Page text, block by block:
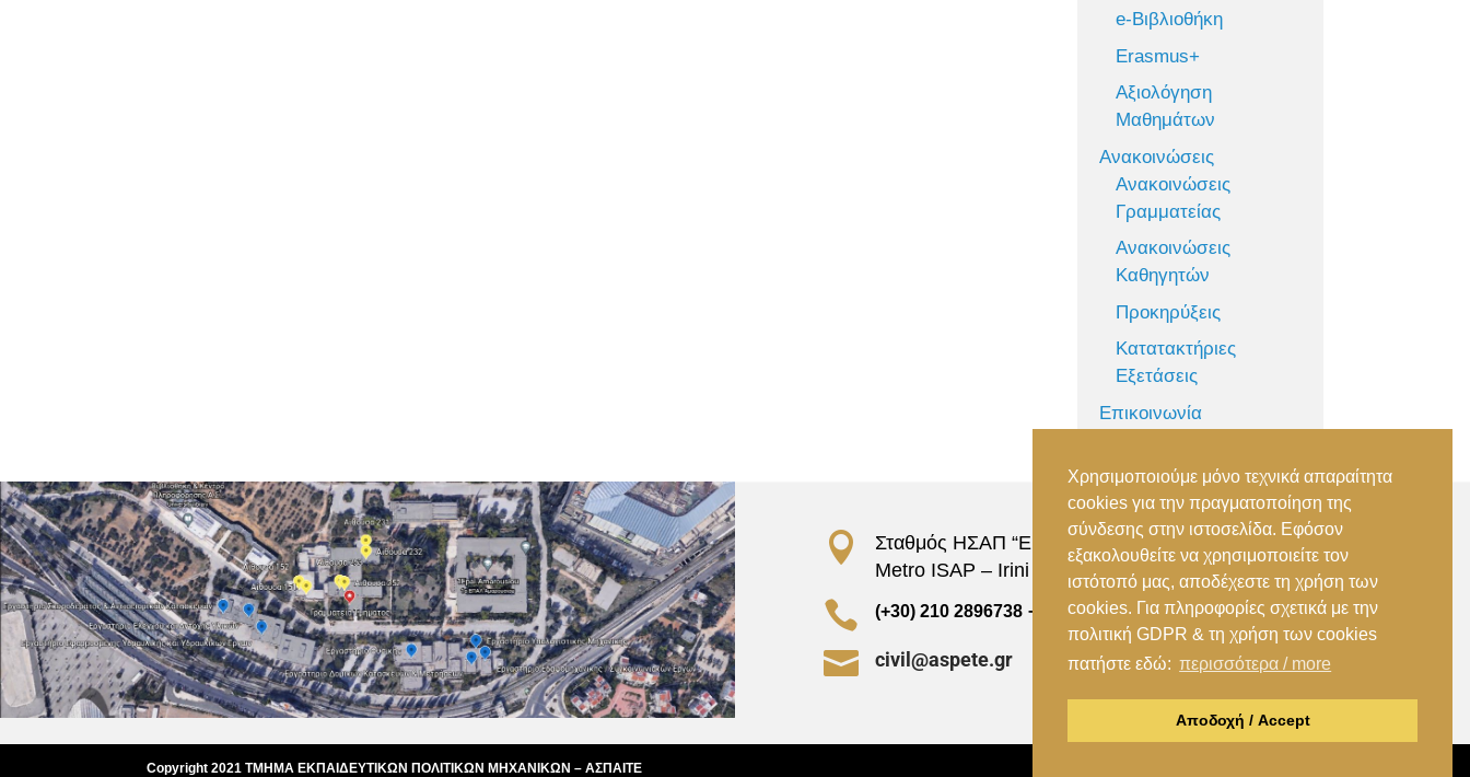
e-Βιβλιοθήκη
Erasmus+
Αξιολόγηση
Μαθημάτων
Ανακοινώσεις
Ανακοινώσεις
Γραμματείας
Ανακοινώσεις
Καθηγητών
Προκηρύξεις
Κατατακτήριες
Εξετάσεις
Επικοινωνία

Σταθμός ΗΣΑΠ “Ειρήνη”, 151 22, Αμαρούσιο Αττικής –
Metro ISAP – Irini Station, 15122, Marousi Attica
 (+30) 210 2896738 – (+30) 210 2896739
 civil@aspete.gr
Copyright 2021 ΤΜΗΜΑ ΕΚΠΑΙΔΕΥΤΙΚΩΝ ΠΟΛΙΤΙΚΩΝ ΜΗΧΑΝΙΚΩΝ – ΑΣΠΑΙΤΕ
Χρησιμοποιούμε μόνο τεχνικά απαραίτητα
cookies για την πραγματοποίηση της
σύνδεσης στην ιστοσελίδα. Εφόσον
εξακολουθείτε να χρησιμοποιείτε τον
ιστότοπό μας, αποδέχεστε τη χρήση των
cookies. Για πληροφορίες σχετικά με την
πολιτική GDPR & τη χρήση των cookies
πατήστε εδώ: περισσότερα / more
Αποδοχή / Accept